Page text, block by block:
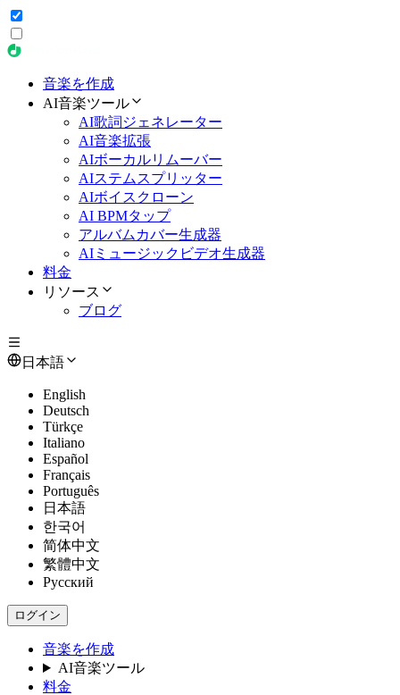
音楽を作成
AI音楽ツール
AI歌詞ジェネレーター
AI音楽拡張
AIボーカルリムーバー
AIステムスプリッター
AIボイスクローン
AI BPMタップ
アルバムカバー生成器
AIミュージックビデオ生成器
料金
リソース
ブログ
日本語
English
Deutsch
Türkçe
Italiano
Español
Français
Português
日本語
한국어
简体中文
繁體中文
Русский
ログイン
音楽を作成
AI音楽ツール
料金